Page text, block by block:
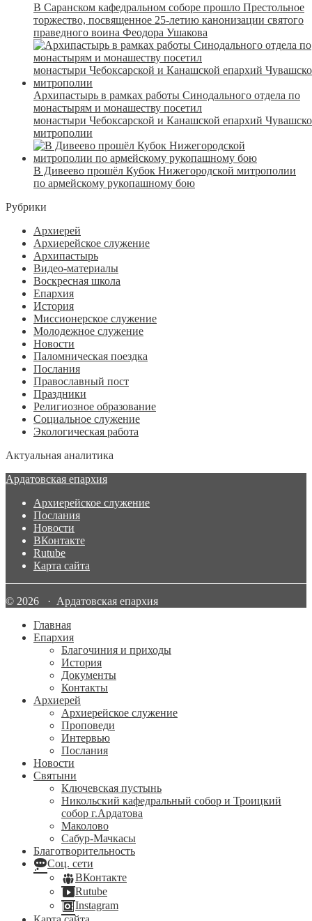
В Саранском кафедральном соборе прошло Престольное
торжество, посвященное 25-летию канонизации святого
праведного воина Феодора Ушакова
Архипастырь в рамках работы Синодального отдела по
монастырям и монашеству посетил
монастыри Чебоксарской и Канашской епархий
митрополии
В Дивеево прошёл Кубок Нижегородской митрополии
по армейскому рукопашному бою
Рубрики
Архиерей
Архиерейское служение
Архипастырь
Видео-материалы
Воскресная школа
Епархия
История
Миссионерское служение
Молодежное служение
Новости
Паломническая поездка
Послания
Православный пост
Праздники
Религиозное образование
Социальное служение
Экологическая работа
Актуальная аналитика
Ардатовская епархия
Архиерейское служение
Послания
Новости
ВКонтакте
Rutube
Карта сайта
© 2026 · Ардатовская епархия
Главная
Епархия
Благочиния и приходы
История
Документы
Контакты
Архиерей
Архиерейское служение
Проповеди
Интервью
Послания
Новости
Святыни
Ключевская пустынь
Никольский кафедральный собор и Троицкий
собор г.Ардатова
Маколово
Сабур-Мачкасы
Благотворительность
Соц. сети
ВКонтакте
Rutube
Instagram